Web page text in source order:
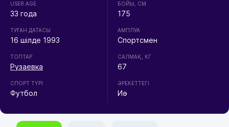
USER.AGE
33 года
ТУҒАН ДАТАСЫ
16 шілде 1993
ТОПТАР
Рузаевка
СПОРТ ТҮРІ
Футбол
БОЙЫ, СМ
175
АМПЛУА
Спортсмен
CАЛМАҚ, КГ
67
ӘРЕКЕТТЕГІ
Иә